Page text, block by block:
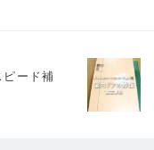
ピード補